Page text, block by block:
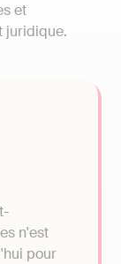
et
juridique.
n'est
pour